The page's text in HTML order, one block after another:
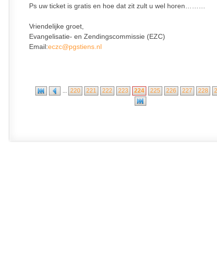
Ps uw ticket is gratis en hoe dat zit zult u wel horen………
Vriendelijke groet,
Evangelisatie- en Zendingscommissie (EZC)
Email:eczc@pgstiens.nl
... 220 221 222 223 224 225 226 227 228